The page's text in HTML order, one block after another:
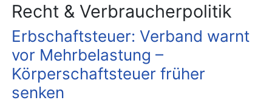
Recht & Verbraucherpolitik
Erbschaftsteuer: Verband warnt
vor Mehrbelastung –
Körperschaftsteuer früher
senken